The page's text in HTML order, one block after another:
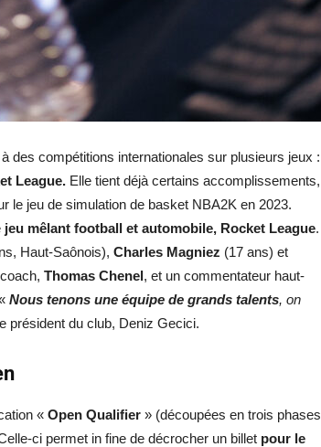
des compétitions internationales sur plusieurs jeux :
League. Elle tient déjà certains accomplissements,
le jeu de simulation de basket NBA2K en 2023.
jeu mêlant football et automobile, Rocket League.
Haut-Saônois), Charles Magniez (17 ans) et
Thomas Chenel, et un commentateur haut-
Nous tenons une équipe de grands talents, on
président du club, Deniz Gecici.
« Open Qualifier » (découpées en trois phases
ci permet in fine de décrocher un billet pour le